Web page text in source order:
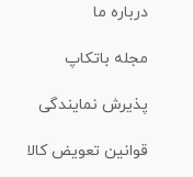
درباره ما
مجله باتکاپ
پذیرش نمایندگی
قوانین تعویض کالا